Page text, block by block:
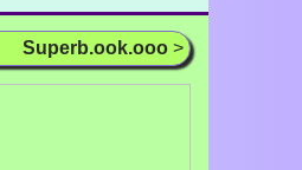
Superb.ook.ooo >